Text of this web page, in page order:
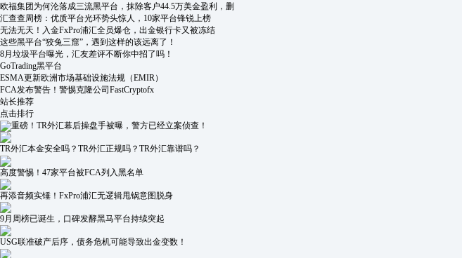
欧福集团为何沦落成三流黑平台，抹除客户44.5万美金盈利，删
汇查查周榜：优质平台光环势头惊人，10家平台锋锐上榜
无法无天！入金FxPro浦汇全员爆仓，出金银行卡又被冻结
这些黑平台“狡兔三窟”，遇到这样的该远离了！
8月垃圾平台曝光，汇友差评不断你中招了吗！
GoTrading黑平台
ESMA更新欧洲市场基础设施法规（EMIR）
FCA发布警告！警惕克隆公司FastCryptofx
站长推荐
点击排行
重磅！TR外汇幕后操盘手被曝，警方已经立案侦查！
TR外汇本金安全吗？TR外汇正规吗？TR外汇靠谱吗？
高度警惕！47家平台被FCA列入黑名单
再添音频实锤！FxPro浦汇无逻辑甩锅意图脱身
9月周榜已诞生，口碑发酵黑马平台持续突起
USG联准破产后序，债务危机可能导致出金变数！